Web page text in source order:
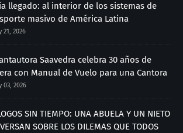
llegado: al interior de los sistemas de
masivo de América Latina
21, 2026
Saavedra celebra 30 años de
con Manual de Vuelo para una Cantora
03, 2026
SIN TIEMPO: UNA ABUELA Y UN NIETO
SOBRE LOS DILEMAS QUE TODOS